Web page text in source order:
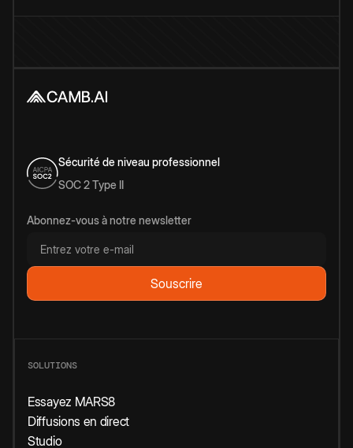
Sécurité de niveau professionnel
SOC 2 Type II
Abonnez-vous à notre newsletter
SOLUTIONS
Essayez MARS8
Diffusions en direct
Studio